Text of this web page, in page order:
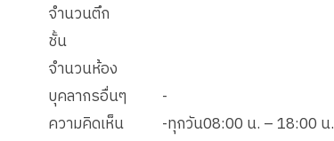
จำนวนตึก
ชั้น
จำนวนห้อง
บุคลากรอื่นๆ
-
ความคิดเห็น
-ทุกวัน08:00 น. – 18:00 น.